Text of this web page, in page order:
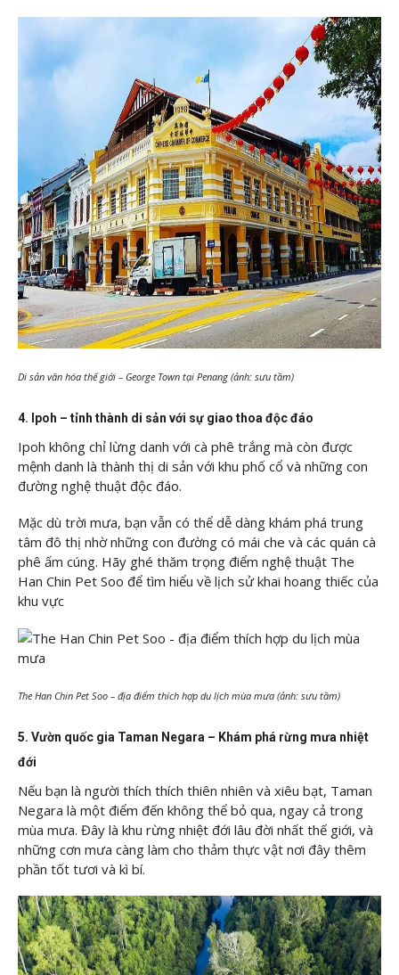
Di sản văn hóa thế giới – George Town tại Penang (ảnh: sưu tầm)
4. Ipoh – tỉnh thành di sản với sự giao thoa độc đáo
Ipoh không chỉ lừng danh với cà phê trắng mà còn được
mệnh danh là thành thị di sản với khu phố cổ và những con
đường nghệ thuật độc đáo.
Mặc dù trời mưa, bạn vẫn có thể dễ dàng khám phá trung
tâm đô thị nhờ những con đường có mái che và các quán cà
phê ấm cúng. Hãy ghé thăm trọng điểm nghệ thuật The
Han Chin Pet Soo để tìm hiểu về lịch sử khai hoang thiếc của
khu vực
The Han Chin Pet Soo – địa điểm thích hợp du lịch mùa mưa (ảnh: sưu tầm)
5. Vườn quốc gia Taman Negara – Khám phá rừng mưa nhiệt
đới
Nếu bạn là người thích thích thiên nhiên và xiêu bạt, Taman
Negara là một điểm đến không thể bỏ qua, ngay cả trong
mùa mưa. Đây là khu rừng nhiệt đới lâu đời nhất thế giới, và
những cơn mưa càng làm cho thảm thực vật nơi đây thêm
phần tốt tươi và kì bí.